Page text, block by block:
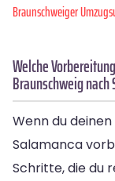
Braunschweiger
Welche
Braunschweig
Wenn du deinen
Salamanca
Schritte, die du